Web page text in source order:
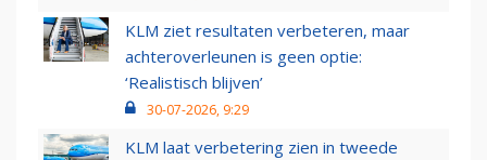
KLM ziet resultaten verbeteren, maar
achteroverleunen is geen optie:
‘Realistisch blijven’
30-07-2026, 9:29
KLM laat verbetering zien in tweede